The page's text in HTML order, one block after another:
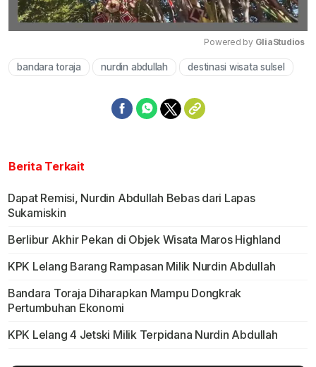
Mute
Powered by GliaStudios
bandara toraja nurdin abdullah destinasi wisata sulsel
Berita Terkait
Dapat Remisi, Nurdin Abdullah Bebas dari Lapas
Sukamiskin
Berlibur Akhir Pekan di Objek Wisata Maros Highland
KPK Lelang Barang Rampasan Milik Nurdin Abdullah
Bandara Toraja Diharapkan Mampu Dongkrak
Pertumbuhan Ekonomi
KPK Lelang 4 Jetski Milik Terpidana Nurdin Abdullah